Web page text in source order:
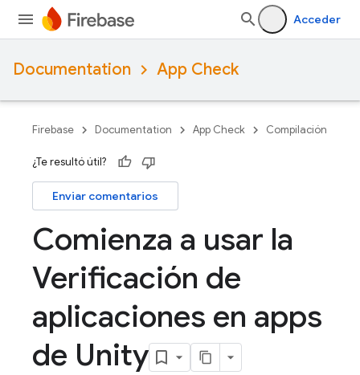
Acceder
Documentation App Check
Firebase Documentation App Check Compilación
¿Te resultó útil?
Enviar comentarios
Comienza a usar la
Verificación de
aplicaciones en apps
de Unity